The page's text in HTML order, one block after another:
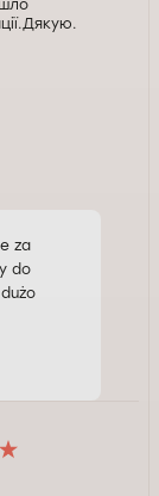
za
do